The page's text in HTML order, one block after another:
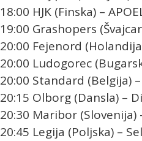
18:00 HJK (Finska) –
19:00 Grashopers
20:00 Fejenord
20:00 Ludogorec
20:00 Standard (Belgija)
20:15 Olborg (Dansla) –
20:30 Maribor (Slovenija)
20:45 Legija (Poljska) –